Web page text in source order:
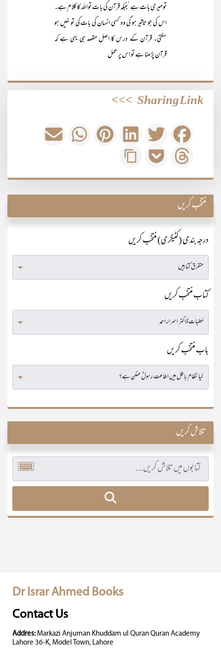
تومیری بات ہے ‘جبکہ قرآن کی بات تواللہ کا کلام ہے۔
اس کی جو تاثیر ہو گی وہ کسی انسان کی بات کی تو نہیں ہو
سکتی۔ قرآن کے درس کا اصل مقصد ہی یہی ہے کہ
قرآن پڑھنا ہے تو اس پر عمل
Sharing Link
>>>
منتخب کریں
درجہ بندی (کٹیگری) منتخب کریں
کتاب منتخب کریں
باب منتخب کریں
تلاش کریں
Dr Israr Ahmed Books
Contact Us
Addres: Markazi Anjuman Khuddam ul Quran Quran Academy
Lahore 36-K, Model Town, Lahore